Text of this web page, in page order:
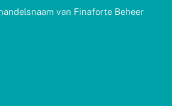
van Finaforte Beheer